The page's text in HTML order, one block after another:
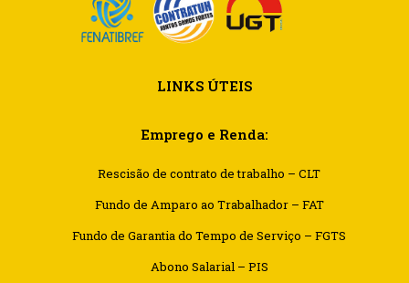
LINKS ÚTEIS
Emprego e Renda:
Rescisão de contrato de trabalho – CLT
Fundo de Amparo ao Trabalhador – FAT
Fundo de Garantia do Tempo de Serviço – FGTS
Abono Salarial – PIS